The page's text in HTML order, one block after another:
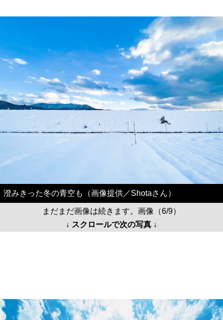
澄みきった冬の青空も（画像提供／Shotaさん）
まだまだ画像は続きます。画像（6/9）
↓ スクロールで次の写真 ↓